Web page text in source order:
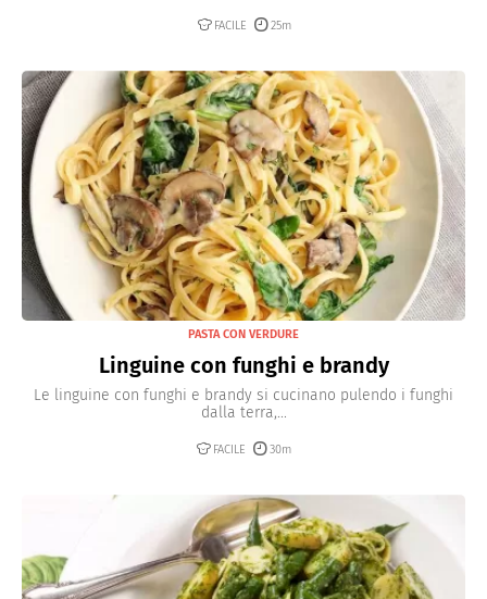
FACILE 25m
PASTA CON VERDURE
Linguine con funghi e brandy
Le linguine con funghi e brandy si cucinano pulendo i funghi
dalla terra,...
FACILE 30m